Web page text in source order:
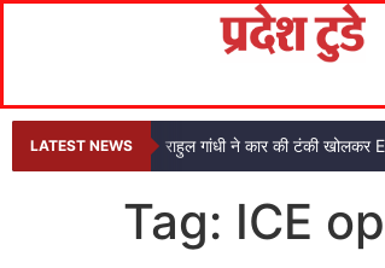
LATEST NEWS राहुल गांधी ने कार की टंकी खोलकर
Tag: ICE